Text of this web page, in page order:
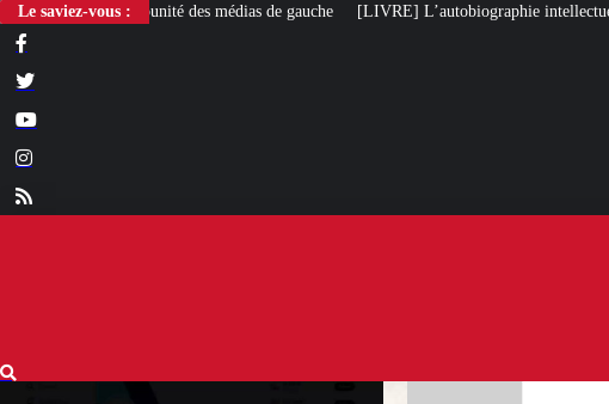
Le saviez-vous :
médias de gauche [LIVRE] L’autobiographie intellectuelle de Michel Maffesoli